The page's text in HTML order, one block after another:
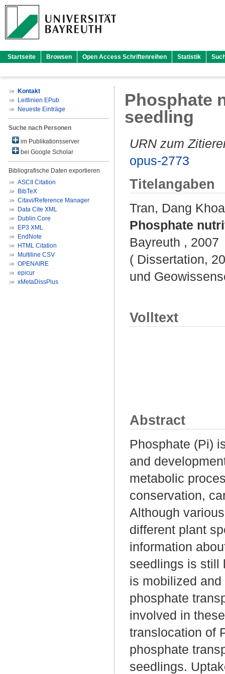
Startseite Browsen Open Access Schriftenreihen Statistik
Kontakt
Leitlinien EPub
Neueste Einträge
Suche nach Personen
im Publikationsserver
bei Google Scholar
Bibliografische Daten exportieren
ASCII Citation
BibTeX
Citavi/Reference Manager
Data Cite XML
Dublin Core
EP3 XML
EndNote
HTML Citation
Multiline CSV
OPENAIRE
epicur
xMetaDissPlus
Phosphate
seedling
URN zum
opus-2773
Titelangaben
Tran, Dang Khoa
Phosphate
Bayreuth , 2007
( Dissertation,
und
Volltext
Abstract
Phosphate (Pi)
and
metabolic
conservation,
Although
different plant
information
seedlings is still
is mobilized
phosphate
involved in
translocation of
phosphate
seedlings.